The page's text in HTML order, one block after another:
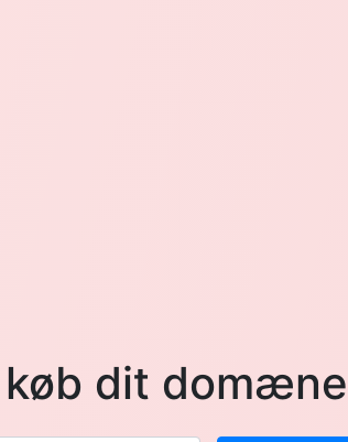
køb dit domæne